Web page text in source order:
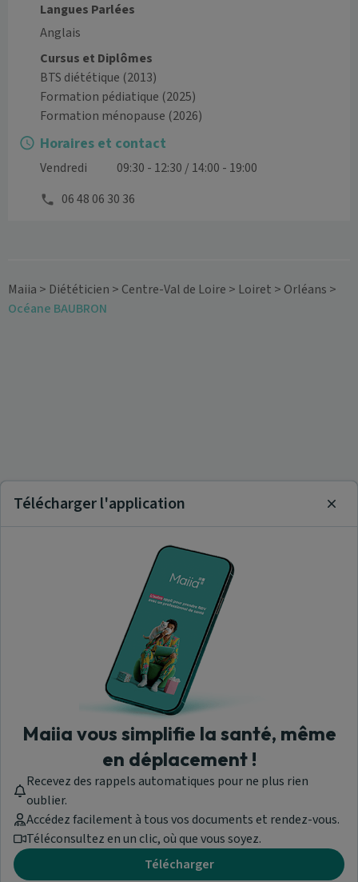
Langues Parlées
Anglais
Cursus et Diplômes
BTS diététique (2013)
Formation pédiatique (2025)
Formation ménopause (2026)
Horaires et contact
Vendredi
09:30 - 12:30 / 14:00 - 19:00
06 48 06 30 36
Maiia > Diététicien > Centre-Val de Loire > Loiret > Orléans >
Océane BAUBRON
Télécharger l'application
Maiia vous simplifie la santé, même
en déplacement !
Recevez des rappels automatiques pour ne plus rien
oublier.
Accédez facilement à tous vos documents et rendez-vous.
Téléconsultez en un clic, où que vous soyez.
Télécharger